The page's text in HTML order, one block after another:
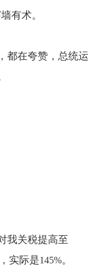
有术。
都在夸赞，总统运
我关税提高至
实际是145%。